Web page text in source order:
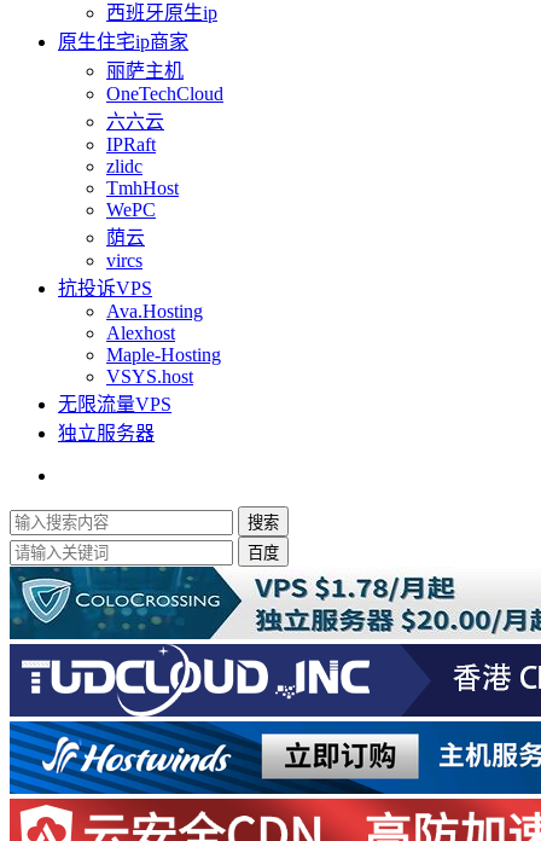
西班牙原生ip
原生住宅ip商家
丽萨主机
OneTechCloud
六六云
IPRaft
zlidc
TmhHost
WePC
荫云
vircs
抗投诉VPS
Ava.Hosting
Alexhost
Maple-Hosting
VSYS.host
无限流量VPS
独立服务器